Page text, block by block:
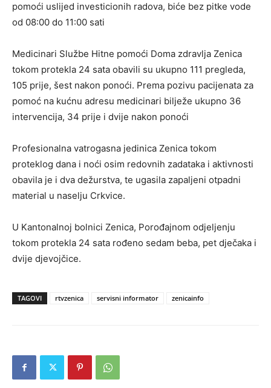
pomoći uslijed investicionih radova, biće bez pitke vode
od 08:00 do 11:00 sati
Medicinari Službe Hitne pomoći Doma zdravlja Zenica
tokom protekla 24 sata obavili su ukupno 111 pregleda,
105 prije, šest nakon ponoći. Prema pozivu pacijenata za
pomoć na kućnu adresu medicinari bilježe ukupno 36
intervencija, 34 prije i dvije nakon ponoći
Profesionalna vatrogasna jedinica Zenica tokom
proteklog dana i noći osim redovnih zadataka i aktivnosti
obavila je i dva dežurstva, te ugasila zapaljeni otpadni
material u naselju Crkvice.
U Kantonalnoj bolnici Zenica, Porođajnom odjeljenju
tokom protekla 24 sata rođeno sedam beba, pet dječaka i
dvije djevojčice.
TAGOVI rtvzenica servisni informator zenicainfo